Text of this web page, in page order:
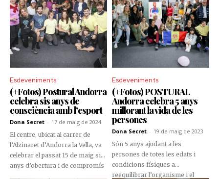
Educació i Universitats, Ladislau
Baró, que van entregar un
aparell d’ultrasons com a regal
de Nadal per als tractaments de
fisioteràpia de l’entitat.
Esdeveniments
(+Fotos) Postural Andorra
celebra sis anys de
consciència amb l’esport
Dona Secret - 17 de maig de 2024
El centre, ubicat al carrer de
l’Alzinaret d’Andorra la Vella, va
celebrar el passat 15 de maig sis
anys d’obertura i de compromís
Esdeveniments
(+Fotos) POSTURAL
Andorra celebra 5 anys
millorant la vida de les
persones
Dona Secret - 19 de maig de 2023
Són 5 anys ajudant a les
persones de totes les edats i
condicions físiques a
reequilibrar l’organisme i el